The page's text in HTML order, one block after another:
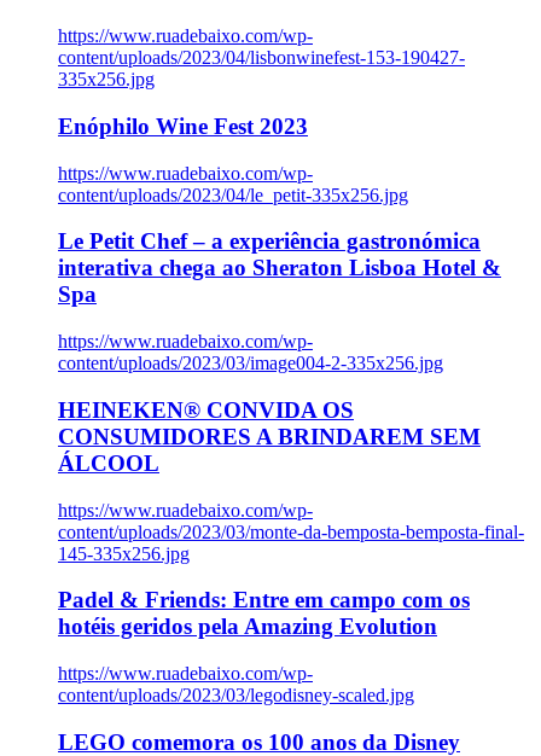
https://www.ruadebaixo.com/wp-
content/uploads/2023/04/lisbonwinefest-153-190427-
335x256.jpg
Enóphilo Wine Fest 2023
https://www.ruadebaixo.com/wp-
content/uploads/2023/04/le_petit-335x256.jpg
Le Petit Chef – a experiência gastronómica
interativa chega ao Sheraton Lisboa Hotel &
Spa
https://www.ruadebaixo.com/wp-
content/uploads/2023/03/image004-2-335x256.jpg
HEINEKEN® CONVIDA OS
CONSUMIDORES A BRINDAREM SEM
ÁLCOOL
https://www.ruadebaixo.com/wp-
content/uploads/2023/03/monte-da-bemposta-bemposta-final-
145-335x256.jpg
Padel & Friends: Entre em campo com os
hotéis geridos pela Amazing Evolution
https://www.ruadebaixo.com/wp-
content/uploads/2023/03/legodisney-scaled.jpg
LEGO comemora os 100 anos da Disney